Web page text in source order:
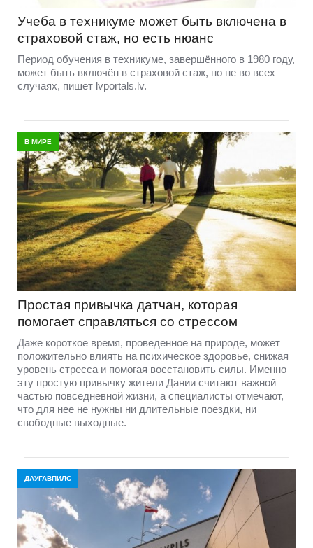
Учеба в техникуме может быть включена в
страховой стаж, но есть нюанс
Период обучения в техникуме, завершённого в 1980 году,
может быть включён в страховой стаж, но не во всех
случаях, пишет lvportals.lv.
В МИРЕ
Простая привычка датчан, которая
помогает справляться со стрессом
Даже короткое время, проведенное на природе, может
положительно влиять на психическое здоровье, снижая
уровень стресса и помогая восстановить силы. Именно
эту простую привычку жители Дании считают важной
частью повседневной жизни, а специалисты отмечают,
что для нее не нужны ни длительные поездки, ни
свободные выходные.
ДАУГАВПИЛС